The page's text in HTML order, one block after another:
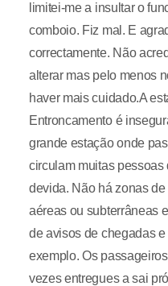
limitei-me a insultar o
comboio. Fiz mal. E
correctamente. Não
alterar mas pelo menos
haver mais cuidado.A
Entroncamento é
grande estação onde
circulam muitas pessoas
devida. Não há zonas
aéreas ou subterrâneas
de avisos de chegadas
exemplo. Os
vezes entregues a sai